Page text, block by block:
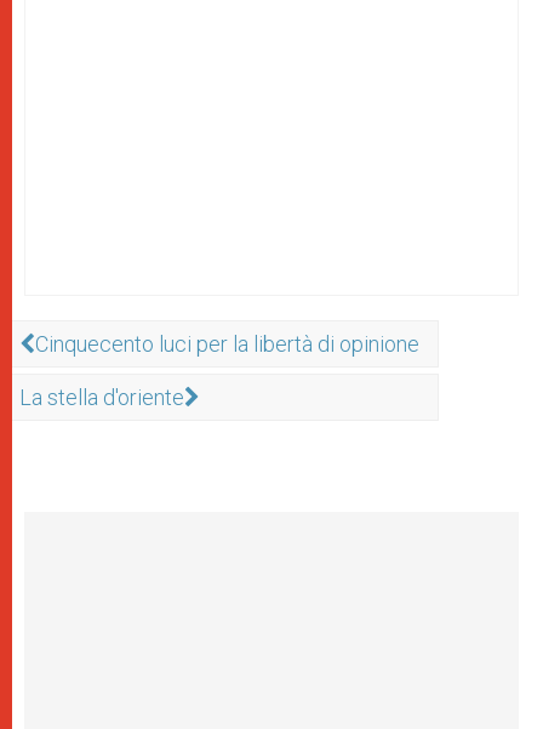
Cinquecento luci per la libertà di opinione
La stella d'oriente